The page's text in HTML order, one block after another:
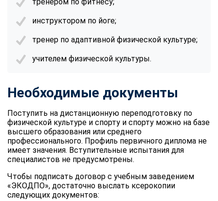
инструктором по йоге;
тренер по адаптивной физической культуре;
учителем физической культуры.
Необходимые документы
Поступить на дистанционную переподготовку по
физической культуре и спорту и спорту можно на базе
высшего образования или среднего
профессионального. Профиль первичного диплома не
имеет значения. Вступительные испытания для
специалистов не предусмотрены.
Чтобы подписать договор с учебным заведением
«ЭКОДПО», достаточно выслать ксерокопии
следующих документов: